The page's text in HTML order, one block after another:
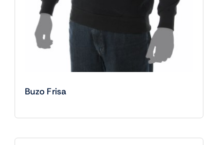
Buzo Frisa